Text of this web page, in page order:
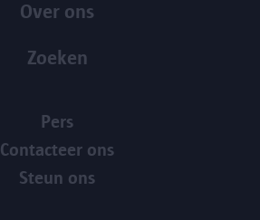
Over ons
Zoeken
Pers
Contacteer ons
Steun ons